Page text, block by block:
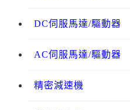
DC伺服馬達/驅動器
AC伺服馬達/驅動器
精密減速機